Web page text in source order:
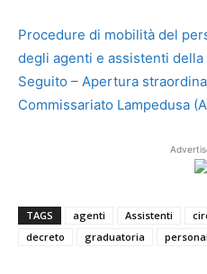
Procedure di mobilità del
degli agenti e assistenti
Seguito – Apertura
Commissariato Lampedusa
TAGS agenti Assistenti
decreto
graduatoria